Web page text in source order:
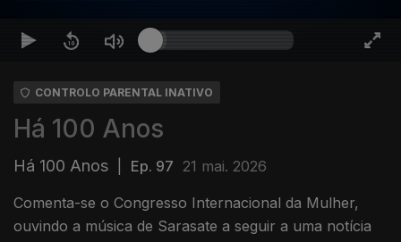
CONTROLO PARENTAL INATIVO
Há 100 Anos
Há 100 Anos Ep. 97 21 mai. 2026
Comenta-se o Congresso Internacional da Mulher,
ouvindo a música de Sarasate a seguir a uma notícia